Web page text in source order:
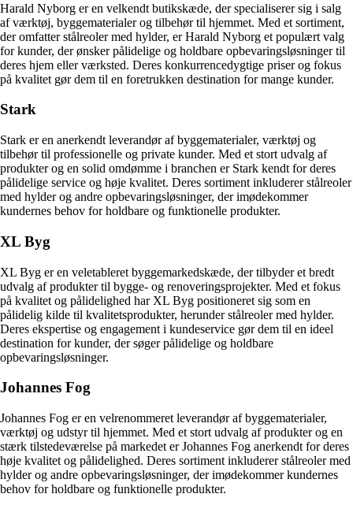
Harald Nyborg er en velkendt butikskæde, der specialiserer sig i salg
af værktøj, byggematerialer og tilbehør til hjemmet. Med et sortiment,
der omfatter stålreoler med hylder, er Harald Nyborg et populært valg
for kunder, der ønsker pålidelige og holdbare opbevaringsløsninger til
deres hjem eller værksted. Deres konkurrencedygtige priser og fokus
på kvalitet gør dem til en foretrukken destination for mange kunder.
Stark
Stark er en anerkendt leverandør af byggematerialer, værktøj og
tilbehør til professionelle og private kunder. Med et stort udvalg af
produkter og en solid omdømme i branchen er Stark kendt for deres
pålidelige service og høje kvalitet. Deres sortiment inkluderer stålreoler
med hylder og andre opbevaringsløsninger, der imødekommer
kundernes behov for holdbare og funktionelle produkter.
XL Byg
XL Byg er en veletableret byggemarkedskæde, der tilbyder et bredt
udvalg af produkter til bygge- og renoveringsprojekter. Med et fokus
på kvalitet og pålidelighed har XL Byg positioneret sig som en
pålidelig kilde til kvalitetsprodukter, herunder stålreoler med hylder.
Deres ekspertise og engagement i kundeservice gør dem til en ideel
destination for kunder, der søger pålidelige og holdbare
opbevaringsløsninger.
Johannes Fog
Johannes Fog er en velrenommeret leverandør af byggematerialer,
værktøj og udstyr til hjemmet. Med et stort udvalg af produkter og en
stærk tilstedeværelse på markedet er Johannes Fog anerkendt for deres
høje kvalitet og pålidelighed. Deres sortiment inkluderer stålreoler med
hylder og andre opbevaringsløsninger, der imødekommer kundernes
behov for holdbare og funktionelle produkter.